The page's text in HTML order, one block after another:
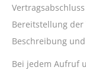
Bereitstellung
Beschreibung
Bei jedem Aufruf